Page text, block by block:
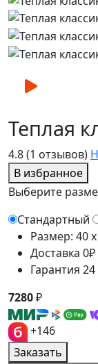
4.8(1 отзывов)
В избранное
Теплая
Выберите
Стандартный
Размер: 40
Доставка
Гарантия
7280₽
+146
Заказать